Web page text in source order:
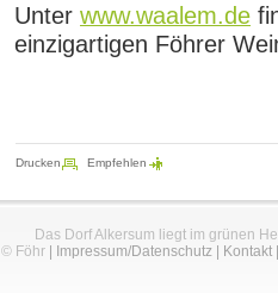
Unter www.waalem.de
einzigartigen Föhrer
Drucken Empfehlen
Das Dorf Alkersum liegt im grünen
© Föhr| Impressum/Datenschutz| Kontakt